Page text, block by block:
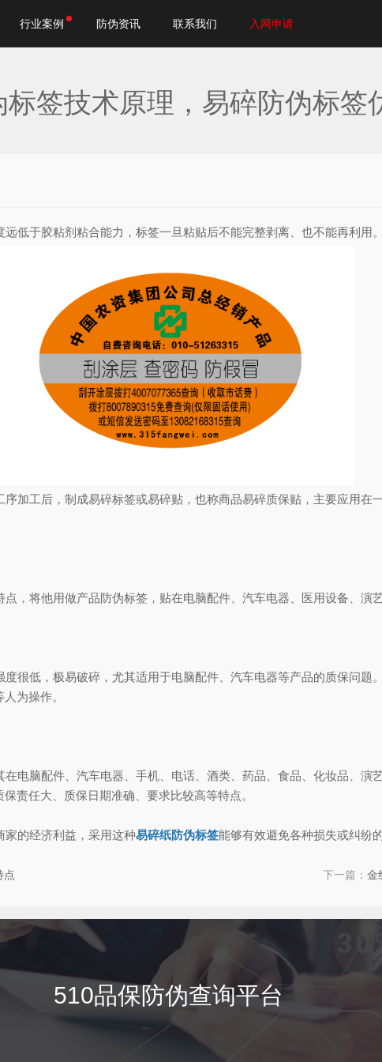
行业案例 防伪资讯 联系我们 入网申请
签技术原理，易碎防伪标签
低于胶粘剂粘合能力，标签一旦粘贴后不能完整剥离、也不能再利用。
加工后，制成易碎标签或易碎贴，也称商品易碎质保贴，主要应用在
，将他用做产品防伪标签，贴在电脑配件、汽车电器、医用设备、演
很低，极易破碎，尤其适用于电脑配件、汽车电器等产品的质保问题
为操作。
电脑配件、汽车电器、手机、电话、酒类、药品、食品、化妆品、演
责任大、质保日期准确、要求比较高等特点。
的经济利益，采用这种易碎纸防伪标签能够有效避免各种损失或纠纷的
点 下一篇： 金
510品保防伪查询平台